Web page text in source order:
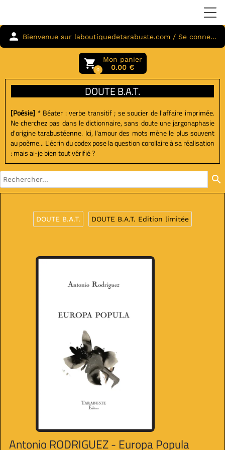
person Bienvenue sur laboutiquedetarabuste.com / Se connecter
local_grocery_store0
Mon panier
0.00 €
DOUTE B.A.T.
[Poésie] * Béater : verbe transitif ; se soucier de l'affaire imprimée.
Ne cherchez pas dans le dictionnaire, sans doute une jargonaphasie
d'origine tarabustéenne. Ici, l'amour des mots mène le plus souvent
au poème... L'écrin du codex pose la question corollaire à sa réalisation
: mais ai-je bien tout vérifié ?
search
DOUTE B.A.T. DOUTE B.A.T. Edition limitée
Antonio RODRIGUEZ - Europa Popula